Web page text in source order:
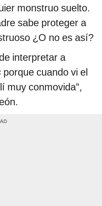
monstruo suelto.
sabe proteger a
¿O no es así?
interpretar a
porque cuando vi el
muy conmovida”,